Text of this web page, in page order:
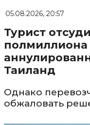
05.08.2026, 20:57
Турист
полмиллиона
Таиланд
Однако
обжаловать